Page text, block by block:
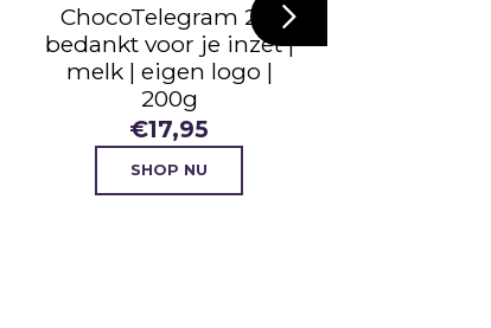
ChocoTelegram 21 |
bedankt voor je inzet |
melk | eigen logo |
200g
€17,95
SHOP NU